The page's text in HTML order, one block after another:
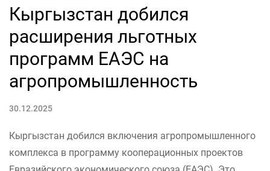
Кыргызстан добился
расширения льготных
программ ЕАЭС на
агропромышленность
30.12.2025
Кыргызстан добился включения агропромышленного
комплекса в программу кооперационных проектов